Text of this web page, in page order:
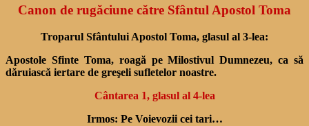
Canon de rugăciune către Sfântul Apostol Toma
Troparul Sfântului Apostol Toma, glasul al 3-lea:
Apostole Sfinte Toma, roagă pe Milostivul Dumnezeu, ca să
dăruiască iertare de greşeli sufletelor noastre.
Cântarea 1, glasul al 4-lea
Irmos: Pe Voievozii cei tari…